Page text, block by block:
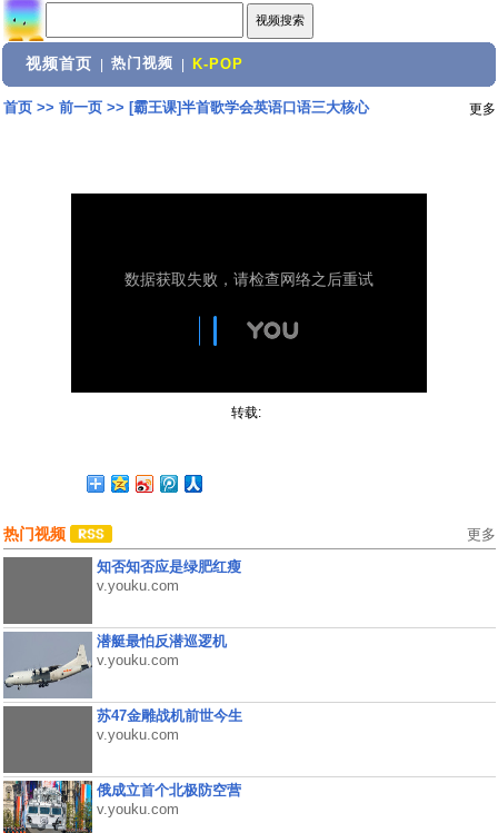
视频首页 热门视频 K-POP
首页>> 前一页>> [霸王课]半首歌学会英语口语三大核心 更多
转载:
热门视频 更多
知否知否应是绿肥红瘦
v.youku.com
潜艇最怕反潜巡逻机
v.youku.com
苏47金雕战机前世今生
v.youku.com
俄成立首个北极防空营
v.youku.com